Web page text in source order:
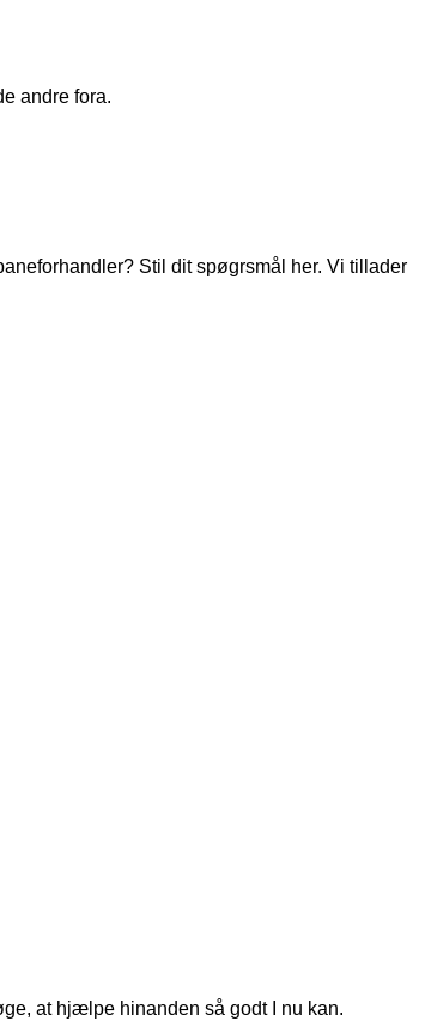
andre fora.
Stil dit spøgrsmål her. Vi tillader
at hjælpe hinanden så godt I nu kan.